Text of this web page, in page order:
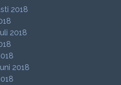
2018
2018
2018